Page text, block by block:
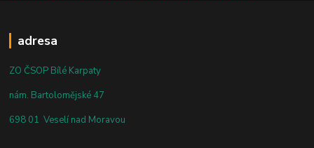
adresa
ZO ČSOP Bílé Karpaty
nám. Bartolomějské 47
698 01 Veselí nad Moravou